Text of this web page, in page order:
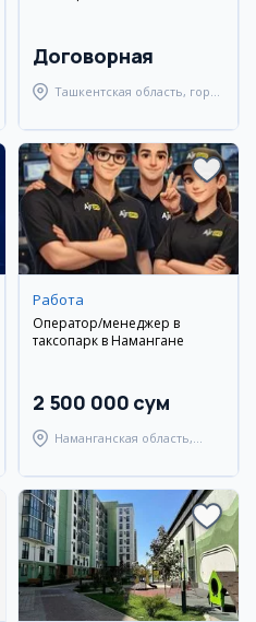
Договорная
Ташкентская область, город
Работа
Оператор/менеджер в
таксопарк в Намангане
2 500 000 сум
Наманганская область,